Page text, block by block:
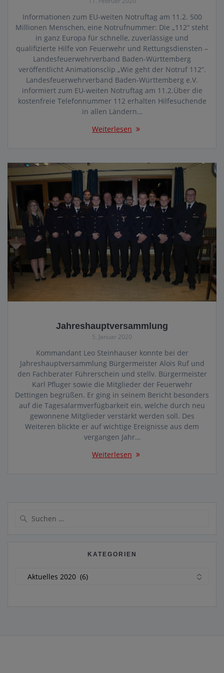
Informationen zum EU-weiten Notruftag am 11.2. 500
Millionen Menschen, eine Notrufnummer: Die „112“ steht
in ganz Europa für schnelle, zuverlässige und
qualifizierte Hilfe von Feuerwehr und Rettungsdiensten –
Landesfeuerwehrverband Baden-Württemberg
veröffentlicht Animationsclip „Wie geht der Notruf 112“.
Landesfeuerwehrverband Baden-Württemberg e.V.
informiert zum EU-weiten Notruftag am 11.2.Über die
kostenfreie Telefonnummer 112 erhalten Hilfesuchende
in allen Ländern…
Weiterlesen
Jahreshauptversammlung
5. Januar 2020
Kommandant Leo Steinhauser konnte bei der
Jahreshauptversammlung Bürgermeister Alois Ruf und
den Fachberater Führerschein und stellv. Bürgermeister
Karl Pfluger sowie die Mitglieder der Feuerwehr
Dettingen begrüßen. Er ging in seinem Bericht besonders
auf die Tagesalarmverfügbarkeit ein, welche durch neu
gewonnene Mitglieder verstärkt werden soll. Des
Weiteren blickte er auf wichtige Ereignisse aus dem
vergangen Jahr…
Weiterlesen
KATEGORIEN